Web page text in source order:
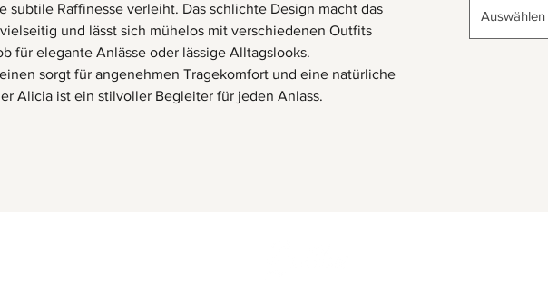
subtile Raffinesse verleiht. Das schlichte Design macht das
und lässt sich mühelos mit verschiedenen Outfits
für elegante Anlässe oder lässige Alltagslooks.
sorgt für angenehmen Tragekomfort und eine natürliche
Alicia ist ein stilvoller Begleiter für jeden Anlass.
Auswählen